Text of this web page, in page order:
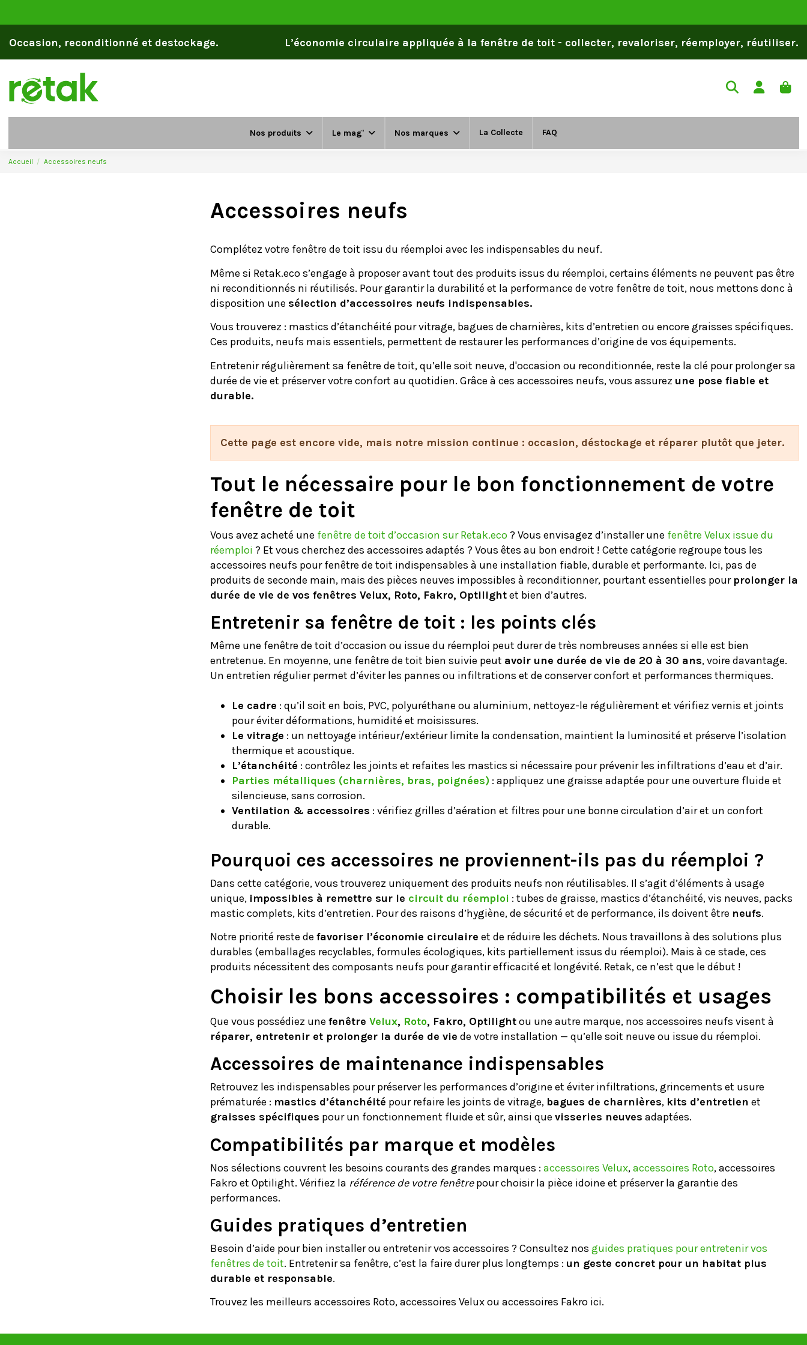
Occasion, reconditionné et destockage. L’économie circulaire appliquée à la fenêtre de toit - collecter, revaloriser, réemployer, réutiliser.
Nos produits Le mag' Nos marques La Collecte FAQ
Accueil Accessoires neufs
Accessoires neufs
Complétez votre fenêtre de toit issu du réemploi avec les indispensables du neuf.
Même si Retak.eco s’engage à proposer avant tout des produits issus du réemploi, certains éléments ne peuvent pas être
ni reconditionnés ni réutilisés. Pour garantir la durabilité et la performance de votre fenêtre de toit, nous mettons donc à
disposition une sélection d’accessoires neufs indispensables.
Vous trouverez : mastics d’étanchéité pour vitrage, bagues de charnières, kits d’entretien ou encore graisses spécifiques.
Ces produits, neufs mais essentiels, permettent de restaurer les performances d’origine de vos équipements.
Entretenir régulièrement sa fenêtre de toit, qu’elle soit neuve, d'occasion ou reconditionnée, reste la clé pour prolonger sa
durée de vie et préserver votre confort au quotidien. Grâce à ces accessoires neufs, vous assurez une pose fiable et
durable.
Cette page est encore vide, mais notre mission continue : occasion, déstockage et réparer plutôt que jeter.
Tout le nécessaire pour le bon fonctionnement de votre
fenêtre de toit
Vous avez acheté une fenêtre de toit d’occasion sur Retak.eco ? Vous envisagez d’installer une fenêtre Velux issue du
réemploi ? Et vous cherchez des accessoires adaptés ? Vous êtes au bon endroit ! Cette catégorie regroupe tous les
accessoires neufs pour fenêtre de toit indispensables à une installation fiable, durable et performante. Ici, pas de
produits de seconde main, mais des pièces neuves impossibles à reconditionner, pourtant essentielles pour prolonger la
durée de vie de vos fenêtres Velux, Roto, Fakro, Optilightet bien d’autres.
Entretenir sa fenêtre de toit : les points clés
Même une fenêtre de toit d’occasion ou issue du réemploi peut durer de très nombreuses années si elle est bien
entretenue. En moyenne, une fenêtre de toit bien suivie peut avoir une durée de vie de 20 à 30 ans, voire davantage.
Un entretien régulier permet d’éviter les pannes ou infiltrations et de conserver confort et performances thermiques.
Le cadre : qu’il soit en bois, PVC, polyuréthane ou aluminium, nettoyez-le régulièrement et vérifiez vernis et joints
pour éviter déformations, humidité et moisissures.
Le vitrage : un nettoyage intérieur/extérieur limite la condensation, maintient la luminosité et préserve l’isolation
thermique et acoustique.
L’étanchéité : contrôlez les joints et refaites les mastics si nécessaire pour prévenir les infiltrations d’eau et d’air.
Parties métalliques (charnières, bras, poignées): appliquez une graisse adaptée pour une ouverture fluide et
silencieuse, sans corrosion.
Ventilation & accessoires : vérifiez grilles d’aération et filtres pour une bonne circulation d’air et un confort
durable.
Pourquoi ces accessoires ne proviennent-ils pas du réemploi ?
Dans cette catégorie, vous trouverez uniquement des produits neufs non réutilisables. Il s’agit d’éléments à usage
unique, impossibles à remettre sur le circuit du réemploi : tubes de graisse, mastics d’étanchéité, vis neuves, packs
mastic complets, kits d’entretien. Pour des raisons d’hygiène, de sécurité et de performance, ils doivent être neufs.
Notre priorité reste de favoriser l’économie circulaire et de réduire les déchets. Nous travaillons à des solutions plus
durables (emballages recyclables, formules écologiques, kits partiellement issus du réemploi). Mais à ce stade, ces
produits nécessitent des composants neufs pour garantir efficacité et longévité. Retak, ce n’est que le début !
Choisir les bons accessoires : compatibilités et usages
Que vous possédiez une fenêtre Velux, Roto, Fakro, Optilightou une autre marque, nos accessoires neufs visent à
réparer, entretenir et prolonger la durée de vie de votre installation — qu’elle soit neuve ou issue du réemploi.
Accessoires de maintenance indispensables
Retrouvez les indispensables pour préserver les performances d’origine et éviter infiltrations, grincements et usure
prématurée : mastics d’étanchéité pour refaire les joints de vitrage, bagues de charnières, kits d’entretien et
graisses spécifiques pour un fonctionnement fluide et sûr, ainsi que visseries neuves adaptées.
Compatibilités par marque et modèles
Nos sélections couvrent les besoins courants des grandes marques : accessoires Velux,accessoires Roto, accessoires
Fakro et Optilight. Vérifiez la référence de votre fenêtrepour choisir la pièce idoine et préserver la garantie des
performances.
Guides pratiques d’entretien
Besoin d’aide pour bien installer ou entretenir vos accessoires ? Consultez nos guides pratiques pour entretenir vos
fenêtres de toit. Entretenir sa fenêtre, c’est la faire durer plus longtemps : un geste concret pour un habitat plus
durable et responsable.
Trouvez les meilleurs accessoires Roto, accessoires Velux ou accessoires Fakro ici.